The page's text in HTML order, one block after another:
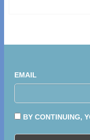
EMAIL
BY CONTINUING,